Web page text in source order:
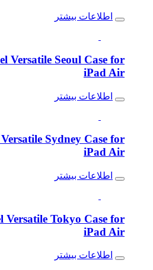
اطلاعات بیشتر
Versatile Seoul Case for
iPad Air
اطلاعات بیشتر
Sydney Case for
iPad Air
اطلاعات بیشتر
Versatile Tokyo Case for
iPad Air
اطلاعات بیشتر